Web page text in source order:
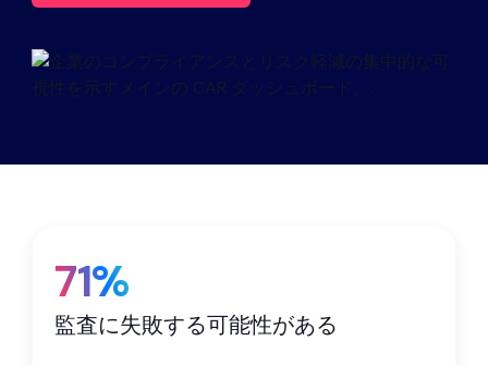
パートナー
サポート
日本語
監査に失敗する可能性がある
71%